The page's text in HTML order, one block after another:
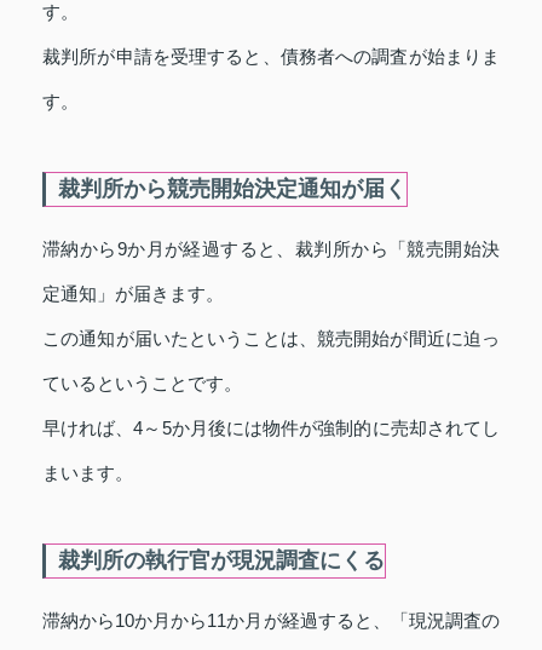
す。
裁判所が申請を受理すると、債務者への調査が始まりま
す。
裁判所から競売開始決定通知が届く
滞納から9か月が経過すると、裁判所から「競売開始決
定通知」が届きます。
この通知が届いたということは、競売開始が間近に迫っ
ているということです。
早ければ、4～5か月後には物件が強制的に売却されてし
まいます。
裁判所の執行官が現況調査にくる
滞納から10か月から11か月が経過すると、「現況調査の